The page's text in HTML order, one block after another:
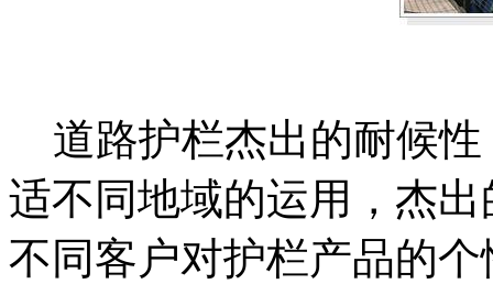
道路护栏杰出的耐候性
适不同地域的运用，杰
不同客户对护栏产品的